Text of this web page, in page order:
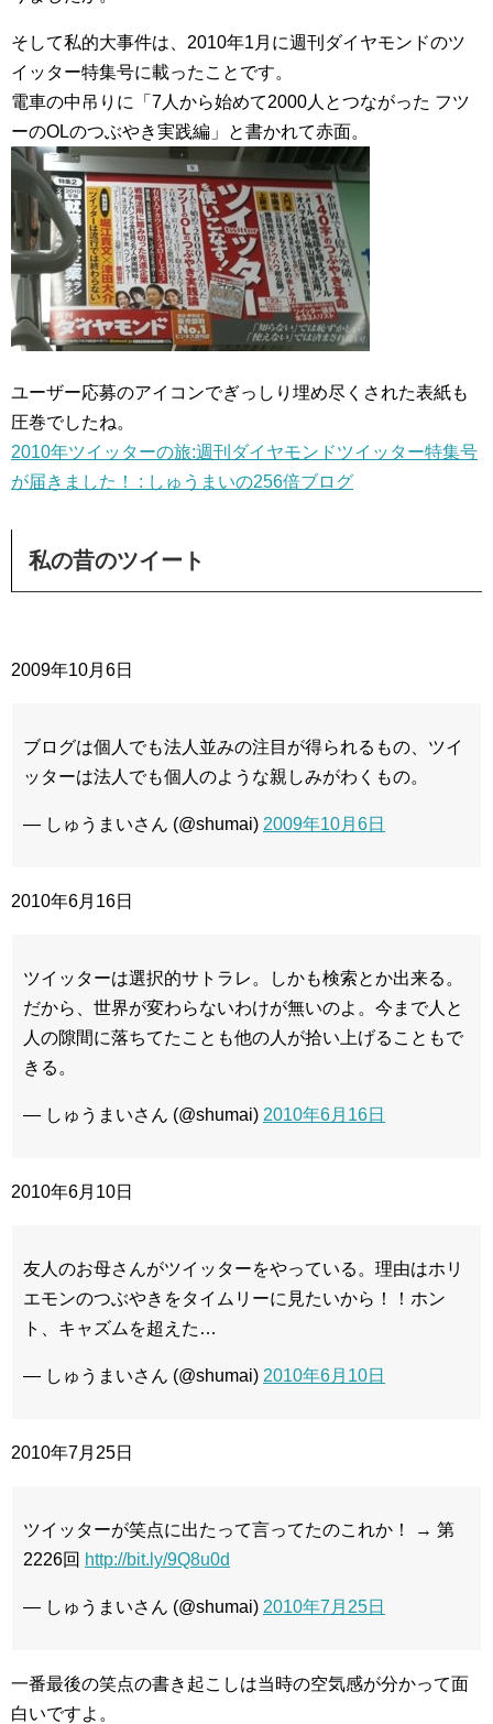
そして私的大事件は、2010年1月に週刊ダイヤモンドのツ
イッター特集号に載ったことです。
電車の中吊りに「7人から始めて2000人とつながった フツ
ーのOLのつぶやき実践編」と書かれて赤面。
ユーザー応募のアイコンでぎっしり埋め尽くされた表紙も
圧巻でしたね。
2010年ツイッターの旅:週刊ダイヤモンドツイッター特集号
が届きました！ : しゅうまいの256倍ブログ
私の昔のツイート
2009年10月6日
ブログは個人でも法人並みの注目が得られるもの、ツイ
ッターは法人でも個人のような親しみがわくもの。
— しゅうまいさん (@shumai) 2009年10月6日
2010年6月16日
ツイッターは選択的サトラレ。しかも検索とか出来る。
だから、世界が変わらないわけが無いのよ。今まで人と
人の隙間に落ちてたことも他の人が拾い上げることもで
きる。
— しゅうまいさん (@shumai) 2010年6月16日
2010年6月10日
友人のお母さんがツイッターをやっている。理由はホリ
エモンのつぶやきをタイムリーに見たいから！！ホン
ト、キャズムを超えた…
— しゅうまいさん (@shumai) 2010年6月10日
2010年7月25日
ツイッターが笑点に出たって言ってたのこれか！ → 第
2226回 http://bit.ly/9Q8u0d
— しゅうまいさん (@shumai) 2010年7月25日
一番最後の笑点の書き起こしは当時の空気感が分かって面
白いですよ。